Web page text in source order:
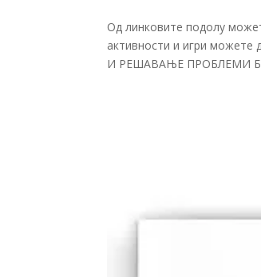
Од линковите подолу
активности и игри можете
И РЕШАВАЊЕ ПРОБЛЕМИ